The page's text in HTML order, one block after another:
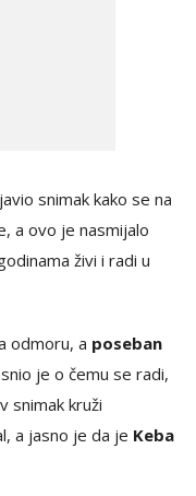
snimak kako se na
a ovo je nasmijalo
živi i radi u
odmoru, a poseban
je o čemu se radi,
snimak kruži
a jasno je da je Keba